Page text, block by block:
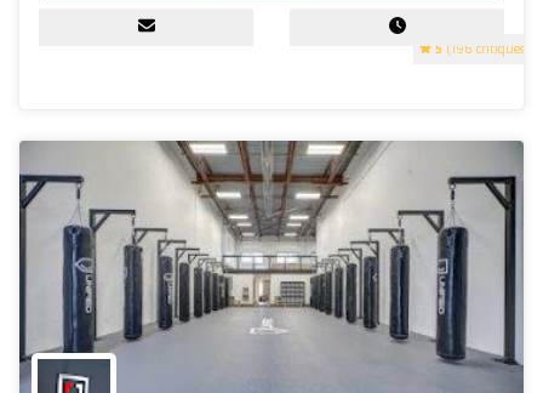
5 (196 critiques)